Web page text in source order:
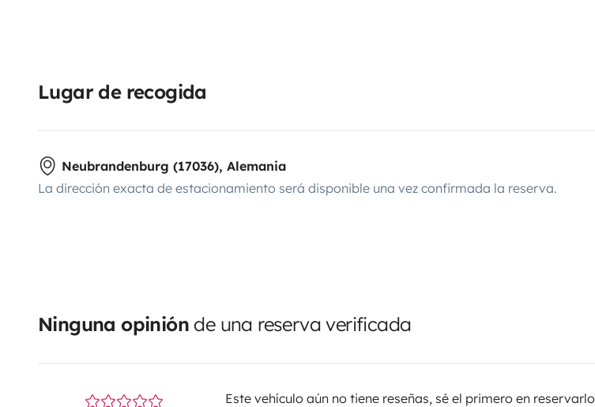
Lugar de recogida
Neubrandenburg (17036), Alemania
La dirección exacta de estacionamiento será disponible una vez confirmada la reserva.
Ninguna opinión de una reserva verificada
Este vehículo aún no tiene reseñas, sé el primero en reservarlo